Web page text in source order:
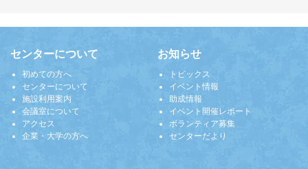
センターについて
初めての方へ
センターについて
施設利用案内
会議室について
アクセス
企業・大学の方へ
お知らせ
トピックス
イベント情報
助成情報
イベント開催レポート
ボランティア募集
センターだより